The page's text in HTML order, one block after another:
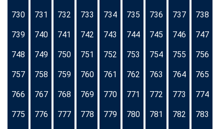
730 731 732 733 734 735 736 737 738
739 740 741 742 743 744 745 746 747
748 749 750 751 752 753 754 755 756
757 758 759 760 761 762 763 764 765
766 767 768 769 770 771 772 773 774
775 776 777 778 779 780 781 782 783